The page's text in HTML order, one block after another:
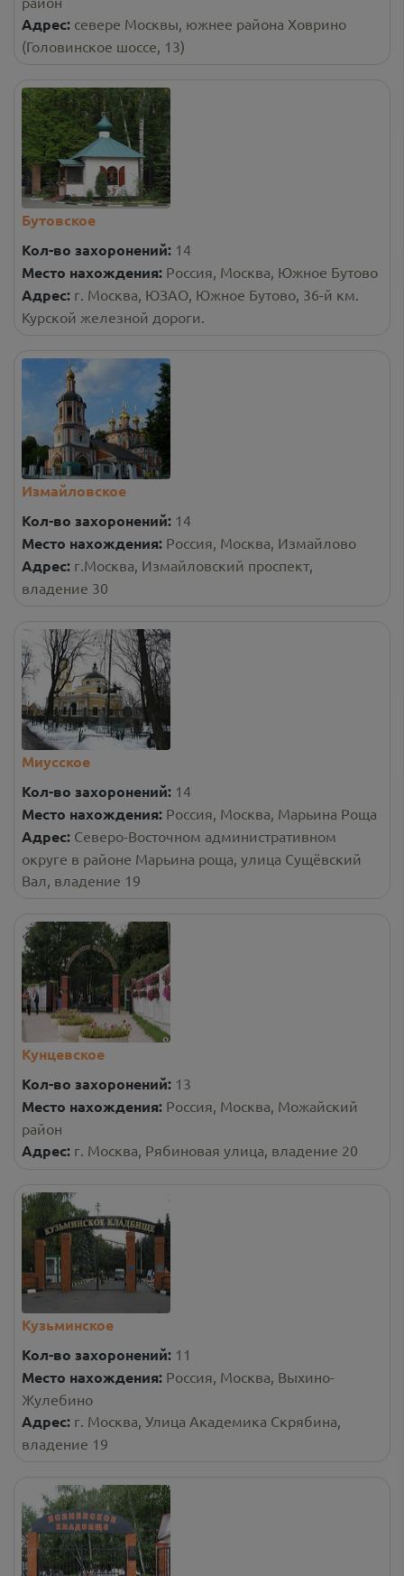
Адрес: севере Москвы, южнее района Ховрино
(Головинское шоссе, 13)
Бутовское
Кол-во захоронений: 14
Место нахождения: Россия, Москва, Южное Бутово
Адрес: г. Москва, ЮЗАО, Южное Бутово, 36-й км.
Курской железной дороги.
Измайловское
Кол-во захоронений: 14
Место нахождения: Россия, Москва, Измайлово
Адрес: г.Москва, Измайловский проспект,
владение 30
Миусское
Кол-во захоронений: 14
Место нахождения: Россия, Москва, Марьина Роща
Адрес: Северо-Восточном административном
округе в районе Марьина роща, улица Сущёвский
Вал, владение 19
Кунцевское
Кол-во захоронений: 13
Место нахождения: Россия, Москва, Можайский
район
Адрес: г. Москва, Рябиновая улица, владение 20
Кузьминское
Кол-во захоронений: 11
Место нахождения: Россия, Москва, Выхино-
Жулебино
Адрес: г. Москва, Улица Академика Скрябина,
владение 19